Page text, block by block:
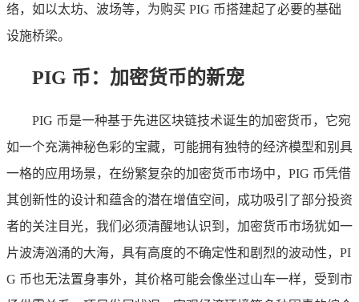
络，如以太坊、波场等，为购买 PIG 币搭建起了必要的基础
设施桥梁。
PIG 币：加密货币的新宠
PIG 币是一种基于先进区块链技术诞生的加密货币，它宛
如一个充满神秘色彩的宝藏，可能拥有独特的经济模型和别具
一格的应用场景，在纷繁复杂的加密货币市场中，PIG 币凭借
其创新性的设计和蕴含的潜在增值空间，成功吸引了部分投资
者的关注目光，我们必须清醒地认识到，加密货币市场犹如一
片波涛汹涌的大海，具有高度的不确定性和剧烈的波动性，PI
G 币也无法置身事外，其价格可能会像坐过山车一样，受到市